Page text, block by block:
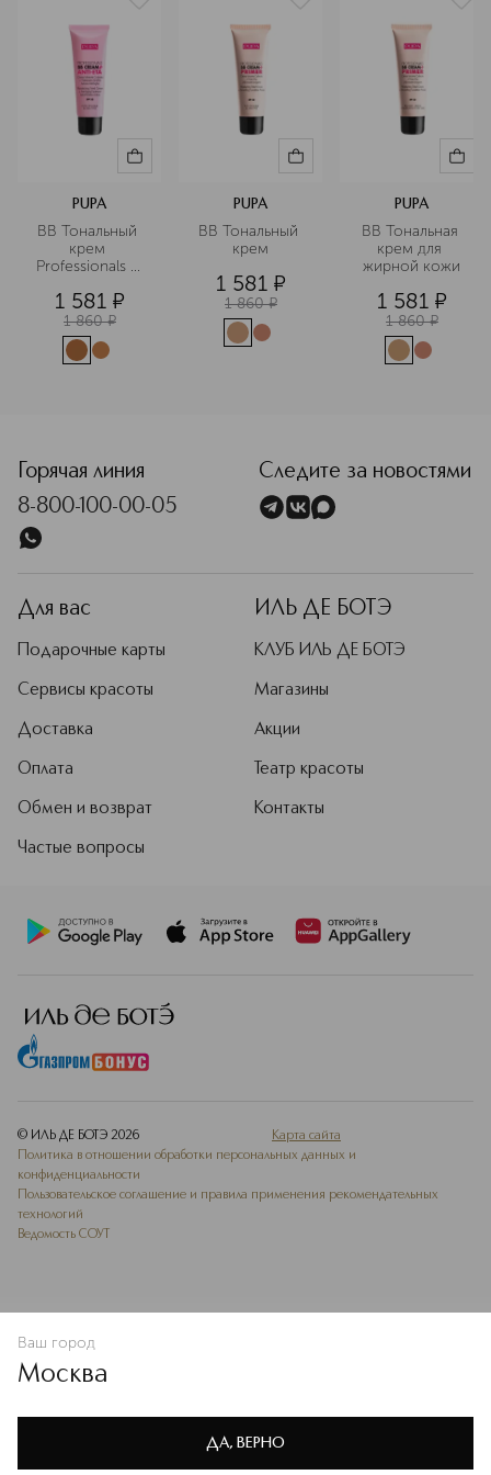
Политике конфиденциальности
PUPA
BB Тональный
крем
Professionals +
1 581 ¤
1 860 ¤
PUPA
ВВ Тональный
крем
1 581 ¤
1 860 ¤
PUPA
BB Тональная
крем для
жирной кожи
1 581 ¤
1 860 ¤
В КОРЗИНУ
Горячая линия
8-800-100-00-05
Следите за новостями
Для вас
Подарочные карты
Сервисы красоты
Доставка
Оплата
Обмен и возврат
Частые вопросы
ИЛЬ ДЕ БОТЭ
КЛУБ ИЛЬ ДЕ БОТЭ
Магазины
Акции
Театр красоты
Контакты
© ИЛЬ ДЕ БОТЭ 2026
Карта сайта
Политика в отношении обработки персональных данных и
конфиденциальности
Пользовательское соглашение и правила применения рекомендательных
технологий
Ведомость СОУТ
Ваш город
Москва
ДА, ВЕРНО